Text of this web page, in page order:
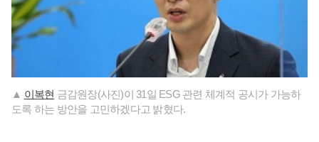
▲ 이복현 금감원장(사진)이 31일 ESG 관련 체계적 공시가 가능하
도록 하는 방안을 고민하겠다고 밝혔다.